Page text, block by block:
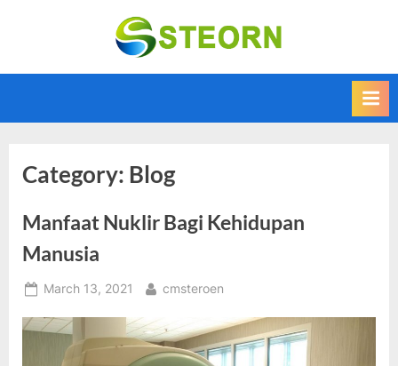
Informasi
Terkini dan
Informasi teknologi
terbaru dan
Category: Blog
Manfaat Nuklir Bagi Kehidupan
Manusia
Posted
March 13, 2021 By
cmsteroen